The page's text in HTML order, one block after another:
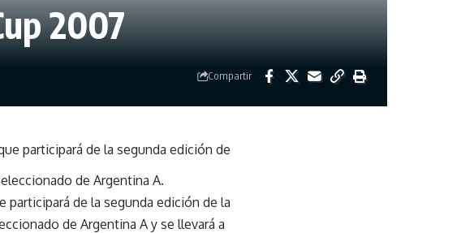
2007
Compartir
participará de la segunda edición de
de Argentina A.
de la segunda edición de la
de Argentina A y se llevará a